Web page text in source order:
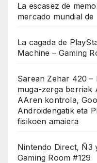
La escasez de
mercado mundial de
La cagada de
Machine – Gaming
Sarean Zehar 420 –
muga-zerga berriak
AAren kontrola,
Androidengatik eta
fisikoen amaiera
Nintendo Direct, Ñ3
Gaming Room #129